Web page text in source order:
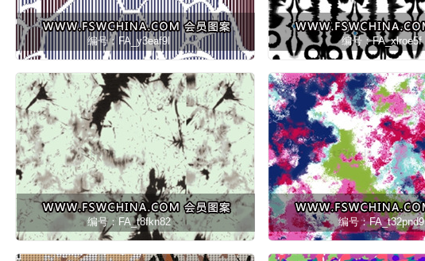
编号：FA_y3eaf9l 编号：FA_xlroe5f
编号：FA_t8fkn82 编号：FA_t32pnd9